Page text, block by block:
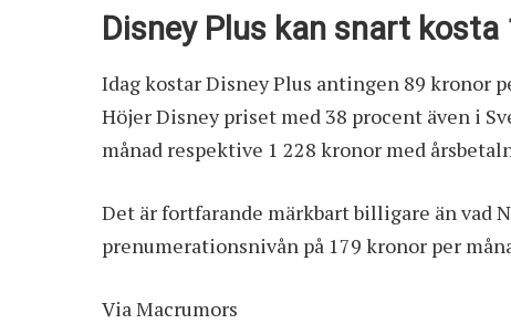
Disney Plus kan snart kosta
Idag kostar Disney Plus antingen 89 kronor
Höjer Disney priset med 38 procent även i
månad respektive 1 228 kronor med
Det är fortfarande märkbart billigare än vad
prenumerationsnivån på 179 kronor per
ViaMacrumors